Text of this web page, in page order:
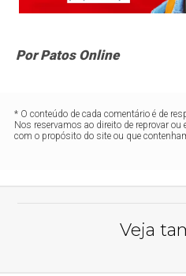
Por Patos Online
* O conteúdo de cada comentário é de
Nos reservamos ao direito de reprovar
com o propósito do site ou que
Veja